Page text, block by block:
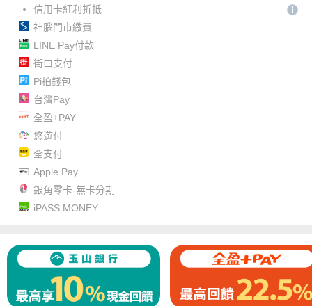
信用卡紅利折抵
神腦門市繳費
LINE Pay付款
街口支付
Pi拍錢包
台灣Pay
全盈+PAY
悠遊付
全支付
Apple Pay
銀角零卡-無卡分期
iPASS MONEY